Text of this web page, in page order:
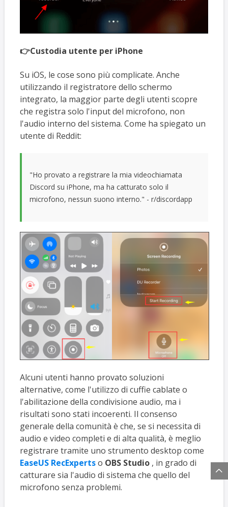
👉Custodia utente per iPhone
Su iOS, le cose sono più complicate. Anche
utilizzando il registratore dello schermo
integrato, la maggior parte degli utenti scopre
che registra solo l'input del microfono, non
l'audio interno del sistema. Come ha spiegato un
utente di Reddit:
"Ho provato a registrare la mia videochiamata
Discord su iPhone, ma ha catturato solo il
microfono, nessun suono interno." - r/discordapp
Alcuni utenti hanno provato soluzioni
alternative, come l'utilizzo di cuffie cablate o
l'abilitazione della condivisione audio, ma i
risultati sono stati incoerenti. Il consenso
generale della comunità è che, se si necessita di
audio e video completi e di alta qualità, è meglio
registrare tramite uno strumento desktop come
EaseUS RecExpertso OBS Studio, in grado di
catturare sia l'audio di sistema che quello del
microfono senza problemi.
